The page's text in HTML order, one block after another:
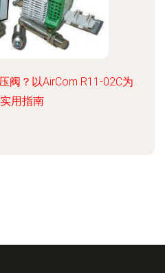
阀？以AirCom R11-02C为
用指南